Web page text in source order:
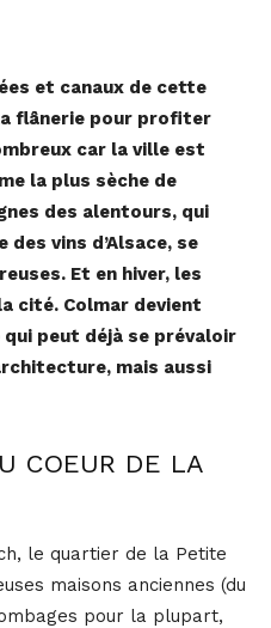
et canaux de cette
flânerie pour profiter
car la ville est
la plus sèche de
des alentours, qui
vins d’Alsace, se
Et en hiver, les
cité. Colmar devient
peut déjà se prévaloir
mais aussi
COEUR DE LA
le quartier de la Petite
maisons anciennes (du
pour la plupart,